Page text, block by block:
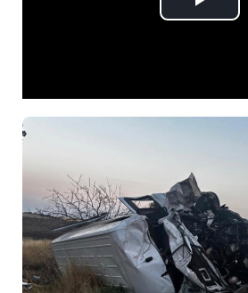
Play